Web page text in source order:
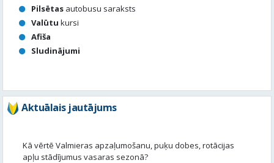
Pilsētas autobusu saraksts
Valūtu kursi
Afiša
Sludinājumi
Aktuālais jautājums
Kā vērtē Valmieras apzaļumošanu, puķu dobes, rotācijas
apļu stādījumus vasaras sezonā?